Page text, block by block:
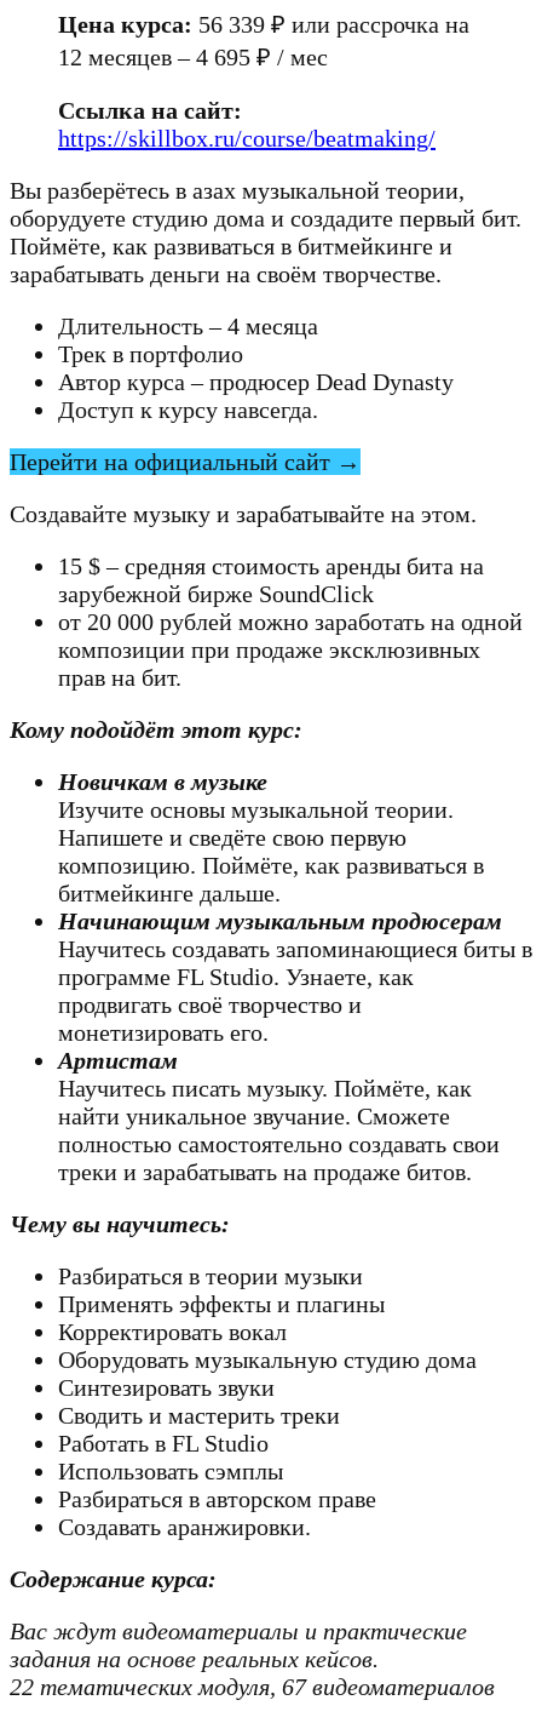
Цена курса: 56 339 ₽ или рассрочка на
12 месяцев – 4 695 ₽ / мес
Ссылка на сайт:
https://skillbox.ru/course/beatmaking/
Вы разберётесь в азах музыкальной теории,
оборудуете студию дома и создадите первый бит.
Поймёте, как развиваться в битмейкинге и
зарабатывать деньги на своём творчестве.
Длительность – 4 месяца
Трек в портфолио
Автор курса – продюсер Dead Dynasty
Доступ к курсу навсегда.
Перейти на официальный сайт →
Создавайте музыку и зарабатывайте на этом.
15 $ – средняя стоимость аренды бита на
зарубежной бирже SoundClick
от 20 000 рублей можно заработать на одной
композиции при продаже эксклюзивных
прав на бит.
Кому подойдёт этот курс:
Новичкам в музыке
Изучите основы музыкальной теории.
Напишете и сведёте свою первую
композицию. Поймёте, как развиваться в
битмейкинге дальше.
Начинающим музыкальным продюсерам
Научитесь создавать запоминающиеся биты в
программе FL Studio. Узнаете, как
продвигать своё творчество и
монетизировать его.
Артистам
Научитесь писать музыку. Поймёте, как
найти уникальное звучание. Сможете
полностью самостоятельно создавать свои
треки и зарабатывать на продаже битов.
Чему вы научитесь:
Разбираться в теории музыки
Применять эффекты и плагины
Корректировать вокал
Оборудовать музыкальную студию дома
Синтезировать звуки
Сводить и мастерить треки
Работать в FL Studio
Использовать сэмплы
Разбираться в авторском праве
Создавать аранжировки.
Содержание курса:
Вас ждут видеоматериалы и практические
задания на основе реальных кейсов.
22 тематических модуля, 67 видеоматериалов